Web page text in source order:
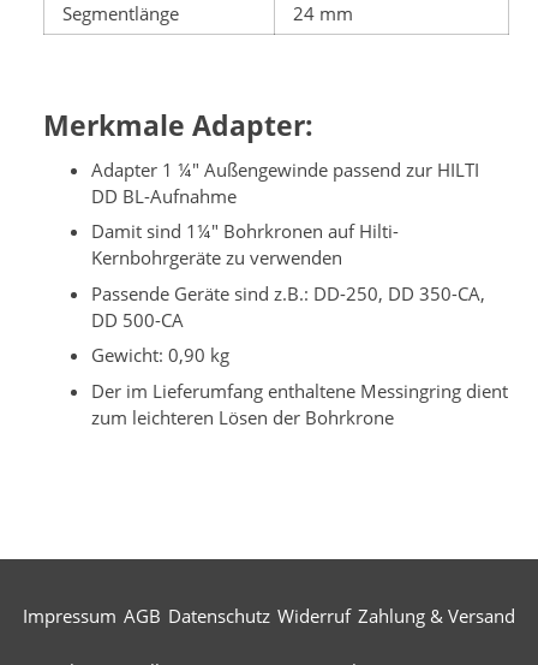
Segmentlänge
24 mm
Merkmale Adapter:
Adapter 1 ¼" Außengewinde passend zur HILTI
DD BL-Aufnahme
Damit sind 1¼" Bohrkronen auf Hilti-
Kernbohrgeräte zu verwenden
Passende Geräte sind z.B.: DD-250, DD 350-CA,
DD 500-CA
Gewicht: 0,90 kg
Der im Lieferumfang enthaltene Messingring dient
zum leichteren Lösen der Bohrkrone
Impressum AGB Datenschutz Widerruf Zahlung & Versand